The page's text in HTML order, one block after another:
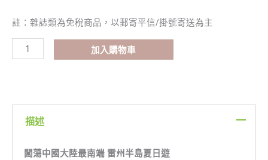
註：雜誌類為免稅商品，以郵寄平信/掛號寄送為主
產
大
巴
加入購物車
描述
闖蕩中國大陸最南端 雷州半島夏日遊